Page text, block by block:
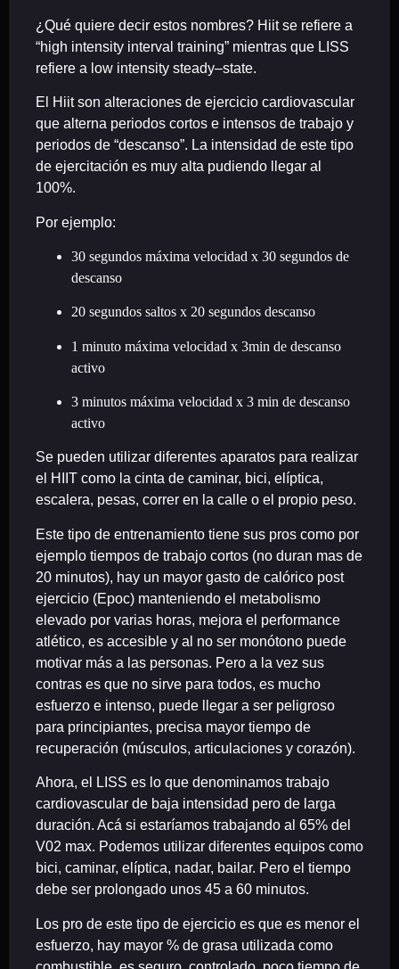
¿Qué quiere decir estos nombres? Hiit se refiere a
“high intensity interval training” mientras que LISS
refiere a low intensity steady–state.
El Hiit son alteraciones de ejercicio cardiovascular
que alterna periodos cortos e intensos de trabajo y
periodos de “descanso”. La intensidad de este tipo
de ejercitación es muy alta pudiendo llegar al
100%.
Por ejemplo:
30 segundos máxima velocidad x 30 segundos de
descanso
20 segundos saltos x 20 segundos descanso
1 minuto máxima velocidad x 3min de descanso
activo
3 minutos máxima velocidad x 3 min de descanso
activo
Se pueden utilizar diferentes aparatos para realizar
el HIIT como la cinta de caminar, bici, elíptica,
escalera, pesas, correr en la calle o el propio peso.
Este tipo de entrenamiento tiene sus pros como por
ejemplo tiempos de trabajo cortos (no duran mas de
20 minutos), hay un mayor gasto de calórico post
ejercicio (Epoc) manteniendo el metabolismo
elevado por varias horas, mejora el performance
atlético, es accesible y al no ser monótono puede
motivar más a las personas. Pero a la vez sus
contras es que no sirve para todos, es mucho
esfuerzo e intenso, puede llegar a ser peligroso
para principiantes, precisa mayor tiempo de
recuperación (músculos, articulaciones y corazón).
Ahora, el LISS es lo que denominamos trabajo
cardiovascular de baja intensidad pero de larga
duración. Acá si estaríamos trabajando al 65% del
V02 max. Podemos utilizar diferentes equipos como
bici, caminar, elíptica, nadar, bailar. Pero el tiempo
debe ser prolongado unos 45 a 60 minutos.
Los pro de este tipo de ejercicio es que es menor el
esfuerzo, hay mayor % de grasa utilizada como